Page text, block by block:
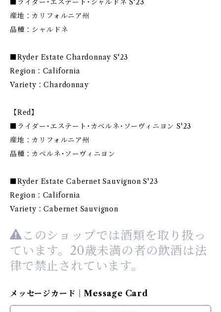
■ライダー･エステート･シャルドネ S'23
産地：カリフォルニア州
品種：シャルドネ
■Ryder Estate Chardonnay S'23
Region：California
Variety：Chardonnay
【Red】
■ライダー･エステート･カベルネ･ソーヴィニヨン S'23
産地：カリフォルニア州
品種：カベルネ･ソーヴィニヨン
■Ryder Estate Cabernet Sauvignon S'23
Region：California
Variety：Cabernet Sauvignon
このショップでは酒類を取り扱っ
ています。20歳未満の者の飲酒は法
律で禁止されています。
メッセージカード｜Message Card